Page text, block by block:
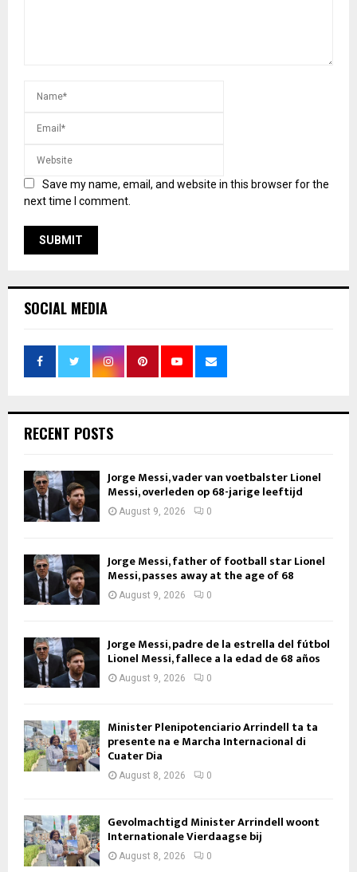
Save my name, email, and website in this browser for the
next time I comment.
SOCIAL MEDIA
RECENT POSTS
Jorge Messi, vader van voetbalster Lionel
Messi, overleden op 68-jarige leeftijd
August 9, 2026 0
Jorge Messi, father of football star Lionel
Messi, passes away at the age of 68
August 9, 2026 0
Jorge Messi, padre de la estrella del fútbol
Lionel Messi, fallece a la edad de 68 años
August 9, 2026 0
Minister Plenipotenciario Arrindell ta ta
presente na e Marcha Internacional di
Cuater Dia
August 8, 2026 0
Gevolmachtigd Minister Arrindell woont
Internationale Vierdaagse bij
August 8, 2026 0